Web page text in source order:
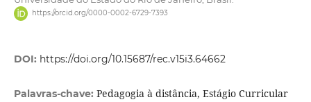
https://orcid.org/0000-0002-6729-7393
DOI: https://doi.org/10.15687/rec.v15i3.64662
Palavras-chave: Pedagogia à distância, Estágio Curricular